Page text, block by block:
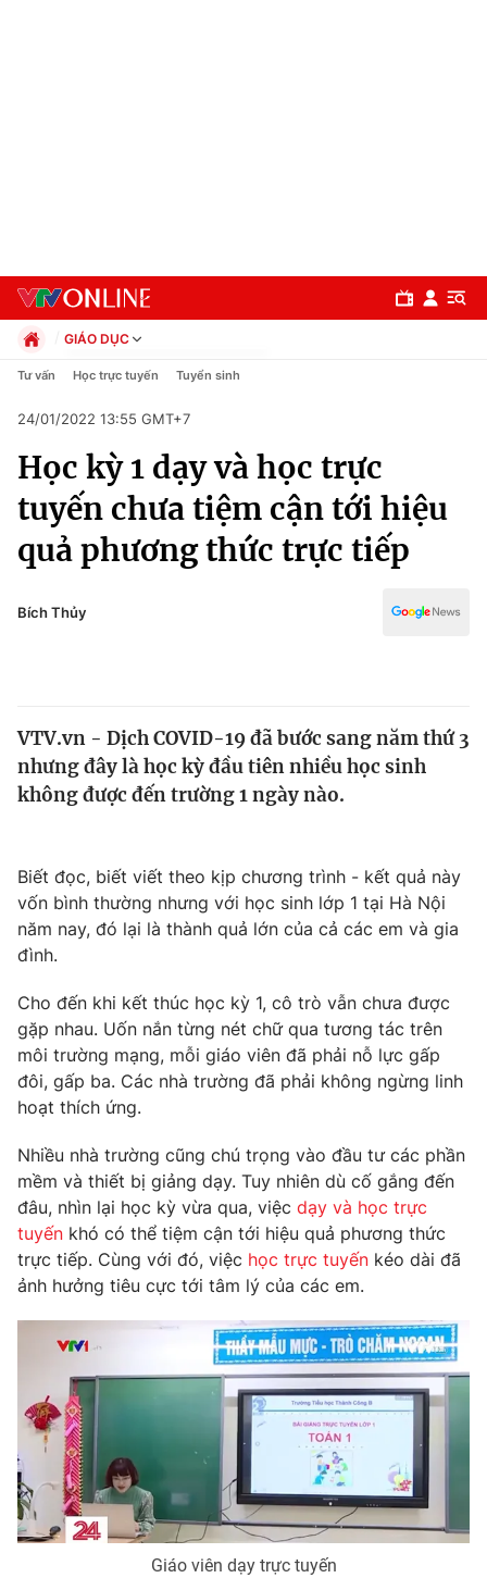
Chuyên mục
Chính trị
Xã hội
Pháp luật
Thế giới
Tin tức
Câu chuyện quốc tế
Kinh tế
Thị trường
Góc doanh nghiệp
Dữ liệu và đời sống
Truyền hình
Hậu trường
Nhân vật
Khán giả
Giải sao mai
Giải trí
Điện ảnh
Âm nhạc
Đời sống
Du lịch
Làm đẹp
Chất lượng cuộc sống
Giáo dục
Tuyển sinh
Học trực tuyến
Công nghệ
Hitech Công nghệ tương lai
Sản phẩm
Thị trường
Giao lưu trực tuyến
Chuyên mục khác
Emagazine Podcast
Photo Infographic
Shorts video
GIÁO DỤC
Chính trị
Pháp luật
Kinh tế
Thể thao
Truyền hình
Văn hóa - Giải trí
Y tế
Công nghệ
Tư vấn Học trực tuyến Tuyển sinh
24/01/2022 13:55 GMT+7
Học kỳ 1 dạy và học trực
tuyến chưa tiệm cận tới hiệu
quả phương thức trực tiếp
Bích Thủy
VTV.vn - Dịch COVID-19 đã bước sang năm thứ 3
nhưng đây là học kỳ đầu tiên nhiều học sinh
không được đến trường 1 ngày nào.
Biết đọc, biết viết theo kịp chương trình - kết quả này
vốn bình thường nhưng với học sinh lớp 1 tại Hà Nội
năm nay, đó lại là thành quả lớn của cả các em và gia
đình.
Cho đến khi kết thúc học kỳ 1, cô trò vẫn chưa được
gặp nhau. Uốn nắn từng nét chữ qua tương tác trên
môi trường mạng, mỗi giáo viên đã phải nỗ lực gấp
đôi, gấp ba. Các nhà trường đã phải không ngừng linh
hoạt thích ứng.
Nhiều nhà trường cũng chú trọng vào đầu tư các phần
mềm và thiết bị giảng dạy. Tuy nhiên dù cố gắng đến
đâu, nhìn lại học kỳ vừa qua, việc dạy và học trực
tuyến khó có thể tiệm cận tới hiệu quả phương thức
trực tiếp. Cùng với đó, việc học trực tuyến kéo dài đã
ảnh hưởng tiêu cực tới tâm lý của các em.
Giáo viên dạy trực tuyến